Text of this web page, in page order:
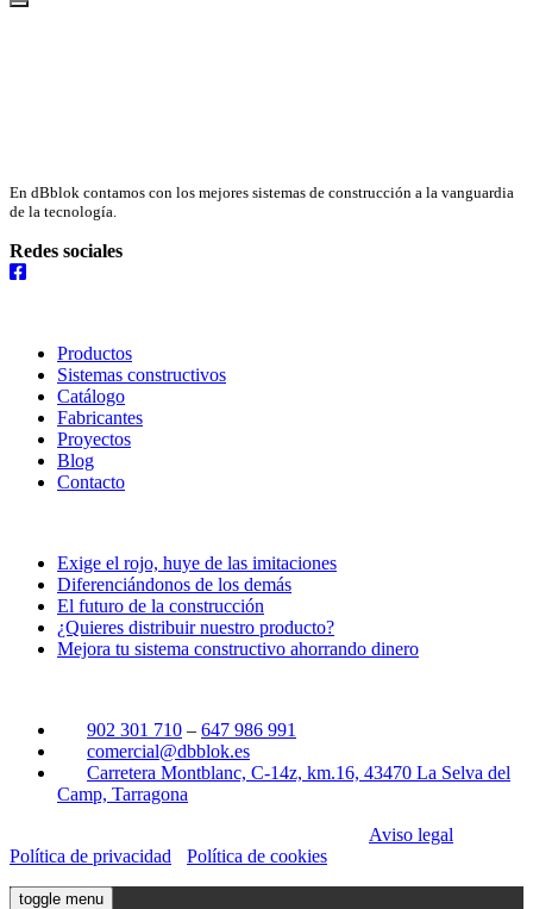
En dBblok contamos con los mejores sistemas de construcción a la vanguardia
de la tecnología.
Redes sociales
Productos
Sistemas constructivos
Catálogo
Fabricantes
Proyectos
Blog
Contacto
Exige el rojo, huye de las imitaciones
Diferenciándonos de los demás
El futuro de la construcción
¿Quieres distribuir nuestro producto?
Mejora tu sistema constructivo ahorrando dinero
902 301 710 – 647 986 991
comercial@dbblok.es
Carretera Montblanc, C-14z, km.16, 43470 La Selva del
Camp, Tarragona
Aviso legal
Política de privacidad
Política de cookies
toggle menu